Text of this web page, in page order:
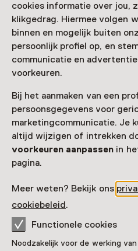
cookies informatie over jou,
klikgedrag. Hiermee volgen
binnen en mogelijk buiten
persoonlijk profiel op, en
communicatie en
voorkeuren.
Bij het aanmaken van een
persoonsgegevens voor
marketingcommunicatie. Je
altijd wijzigen of intrekken
voorkeuren aanpassen in
pagina.
Meer weten? Bekijk ons
cookiebeleid.
Functionele cookies
Noodzakelijk voor de werking
Nog meer